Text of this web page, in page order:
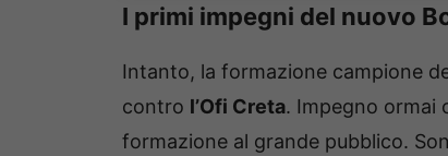
I primi impegni del nuovo
Intanto, la formazione campione
contro l’Ofi Creta. Impegno ormai
formazione al grande pubblico.